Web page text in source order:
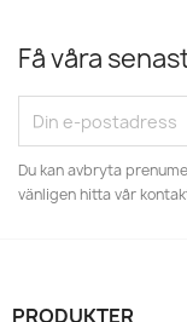
Få våra
Du kan avbryta
vänligen hitta vår
PRODUKTER